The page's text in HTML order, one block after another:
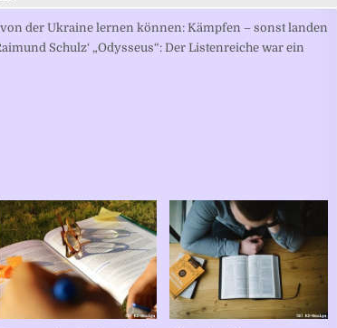
der Ukraine lernen können: Kämpfen – sonst landen
Schulz‘ „Odysseus“: Der Listenreiche war ein